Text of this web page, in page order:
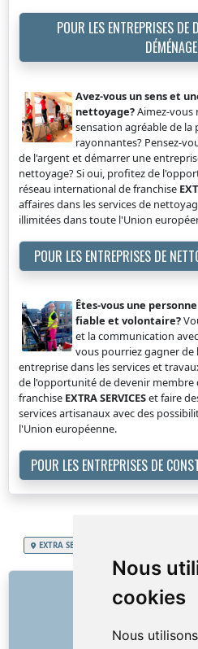
Nous
cookies
Nous
POUR LES ENTREPRISES DE
Avez-vous un sens et
nettoyage?Aimez-vous
sensation agréable de
rayonnantes? Pensez-
de l'argent et démarrer une
nettoyage? Si oui, profitez de
réseau international de franchise
affaires dans les services de
illimitées dans toute l'Union
POUR LES ENTREPRISES DE
Êtes-vous une
fiable et volontaire?
et la communication
vous pourriez gagner
entreprise dans les services et
de l'opportunité de devenir membre
franchise EXTRA SERVICESet faire
services artisanaux avec des
l'Union européenne.
POUR LES ENTREPRISES DE
EXTRA SERVICES
LIENS
Comment tout